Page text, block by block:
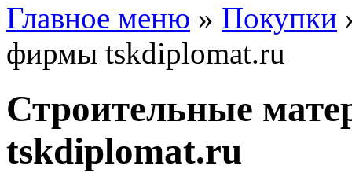
Главное меню » Покупки
фирмы tskdiplomat.ru
Строительные
tskdiplomat.ru